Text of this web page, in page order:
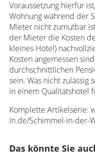
Voraussetzung hierfür
Wohnung während der
Mieter nicht zumutbar
der Mieter die Kosten
kleines Hotel)
Kosten angemessen
durchschnittlichen
sein. Was nicht zulässig
in einem Qualitätshotel
Komplette Artikelserie:
in.de/Schimmel-in-der-
Das könnte Sie